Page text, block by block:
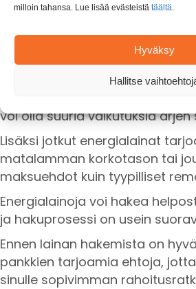
milloin tahansa. Lue lisää evästeistä täältä.
Hyväksy
Hallitse
energiaremonttiin.
Kun energian hinnat nousevat,
säästää merkittävästi kotisi
voi olla suuria vaikutuksia arjen
Lisäksi jotkut energialainat
matalamman korkotason tai
maksuehdot kuin tyypilliset
Energialainoja voi hakea
ja hakuprosessi on usein
Ennen lainan hakemista on
pankkien tarjoamia ehtoja,
sinulle sopivimman